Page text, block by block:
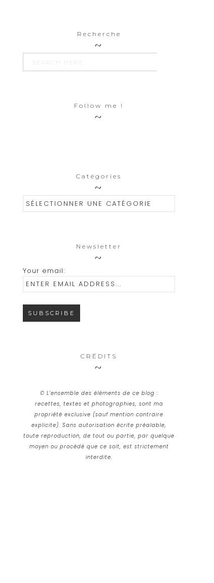
Recherche
Search SEARCH BUTTON
Follow me !
Catégories
Catégories
Newsletter
Your email:
CRÉDITS
© L’ensemble des éléments de ce blog :
recettes, textes et photographies, sont ma
propriété exclusive (sauf mention contraire
explicite). Sans autorisation écrite préalable,
toute reproduction, de tout ou partie, par quelque
moyen ou procédé que ce soit, est strictement
interdite.